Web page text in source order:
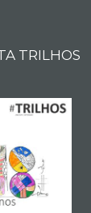
TRILHOS